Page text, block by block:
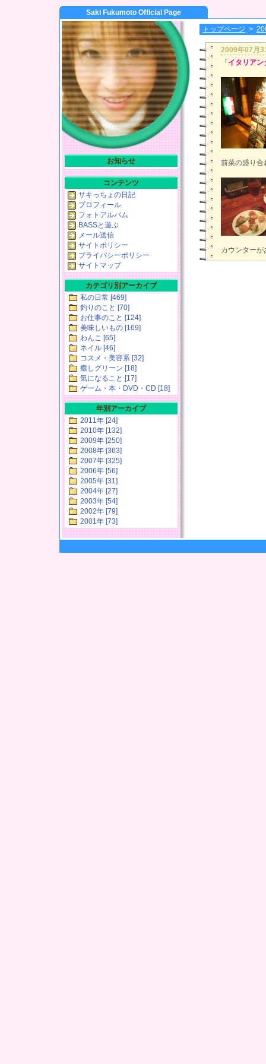
Saki Fukumoto Official Page
トップページ >
2009年07月
『イタリア
前菜の盛り合
カウンター
お知らせ
コンテンツ
サキっちょの日記
プロフィール
フォトアルバム
BASSと遊ぶ
メール送信
サイトポリシー
プライバシーポリシー
サイトマップ
カテゴリ別アーカイブ
私の日常 [469]
釣りのこと [70]
お仕事のこと [124]
美味しいもの [169]
わんこ [65]
ネイル [46]
コスメ・美容系 [32]
癒しグリーン [18]
気になること [17]
ゲーム・本・DVD・CD [18]
年別アーカイブ
2011年 [24]
2010年 [132]
2009年 [250]
2008年 [363]
2007年 [325]
2006年 [56]
2005年 [31]
2004年 [27]
2003年 [54]
2002年 [79]
2001年 [73]